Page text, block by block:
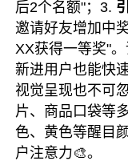
后2个名额"；3.
邀请好友增加中
XX获得一等奖"
新进用户也能快
视觉呈现也不可
片、商品口袋等
色、黄色等醒目
户注意力🎨。